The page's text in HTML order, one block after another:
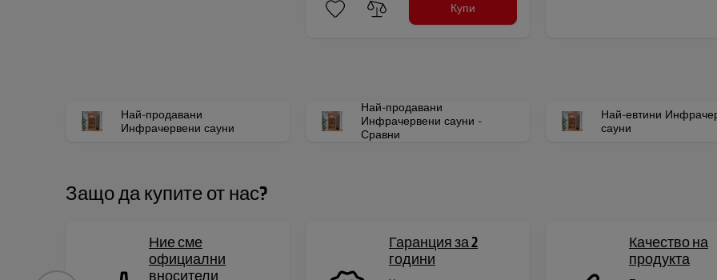
Купи
Най-продавани
Инфрачервени сауни
Най-продавани
Инфрачервени сауни -
Сравни
Най-евтини
сауни
Защо да купите от нас?
Ние сме
официални
Гаранция за 2
години
Качество на
продукта